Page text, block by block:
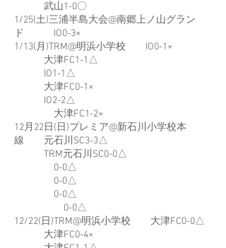
武山1-0〇
1/25(土)三浦半島大会@南郷上ノ山グラン
ド IO0-3×
1/13(月)TRM@明浜小学校 IO0-1×
大津FC1-1△
IO1-1△
大津FC0-1×
IO2-2△
大津FC1-2×
12月22日(日)プレミア@新石川小学校本
線 元石川SC3-3△
TRM元石川SC0-0△
0-0△
0-0△
0-0△
0-0△
12/22(日)TRM@明浜小学校 大津FC0-0△
大津FC0-4×